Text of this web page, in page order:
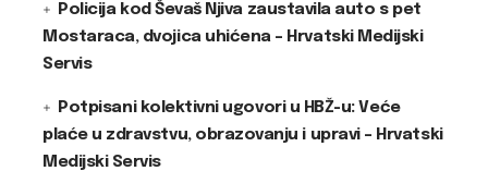
Policija kod Ševaš Njiva zaustavila auto s pet
Mostaraca, dvojica uhićena – Hrvatski Medijski
Servis
Potpisani kolektivni ugovori u HBŽ-u: Veće
plaće u zdravstvu, obrazovanju i upravi – Hrvatski
Medijski Servis